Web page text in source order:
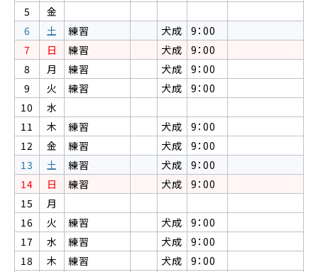
5
金
6
土 練習 犬成
9：00
7
日 練習 犬成
9：00
8
月 練習 犬成
9：00
9
火 練習 犬成
9：00
10
水
11
木 練習 犬成
9：00
12
金 練習 犬成
9：00
13
土 練習 犬成
9：00
14
日 練習 犬成
9：00
15
月
16
火 練習 犬成
9：00
17
水 練習 犬成
9：00
18
木 練習 犬成
9：00